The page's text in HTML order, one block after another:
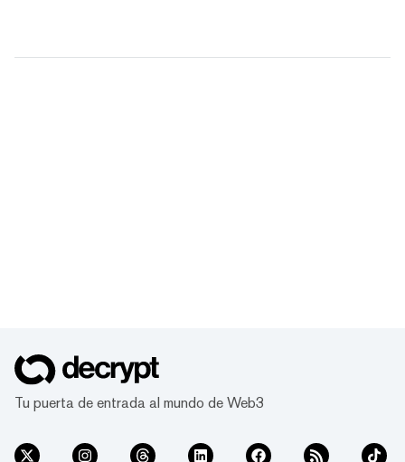
Tu puerta de entrada al mundo de Web3